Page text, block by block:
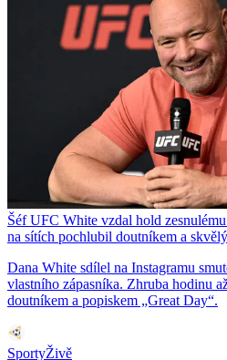
Šéf UFC White vzdal hold
na sítích pochlubil doutníkem a
Dana White sdílel na Instagramu
vlastního zápasníka. Zhruba hodinu
doutníkem a popiskem „Great Day“.
SportyŽivě